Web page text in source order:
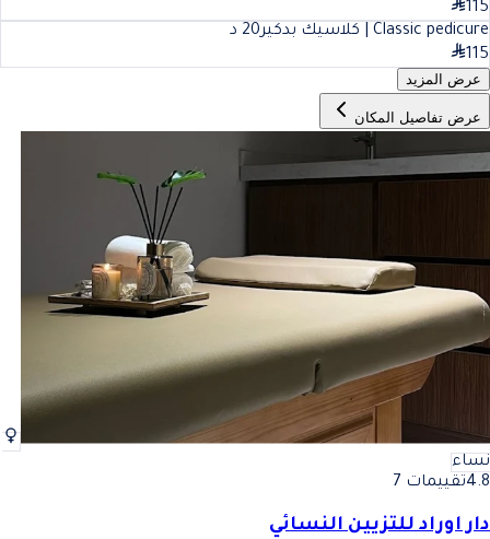
115
Classic pedicure | كلاسيك بدكير
20 د
115
عرض المزيد
عرض تفاصيل المكان
نساء
4.8تقييمات 7
دار اوراد للتزيين النسائي